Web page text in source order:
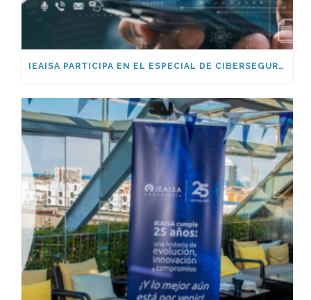
IEAISA PARTICIPA EN EL ESPECIAL DE CIBERSEGURIDAD EN LA ERA DE LA IA DE ESADE